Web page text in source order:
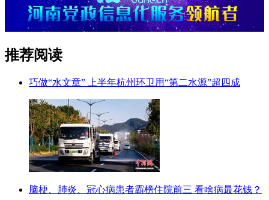
推荐阅读
巧做“水文章” 上半年杭州环卫用“第二水源”超四成
脑梗、肺炎、冠心病患者霸榜住院前三 看啥病最花钱？